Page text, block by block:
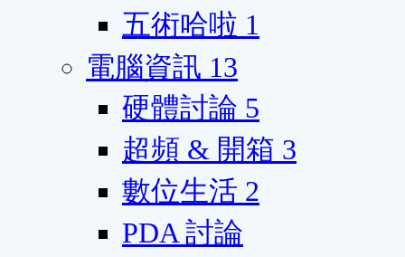
五術哈啦 1
電腦資訊 13
硬體討論 5
超頻 & 開箱 3
數位生活 2
PDA 討論